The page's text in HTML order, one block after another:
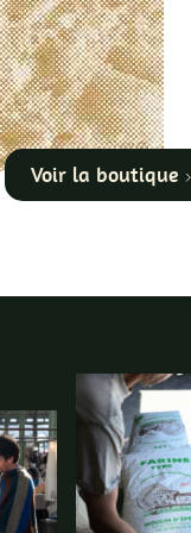
Voir la boutique